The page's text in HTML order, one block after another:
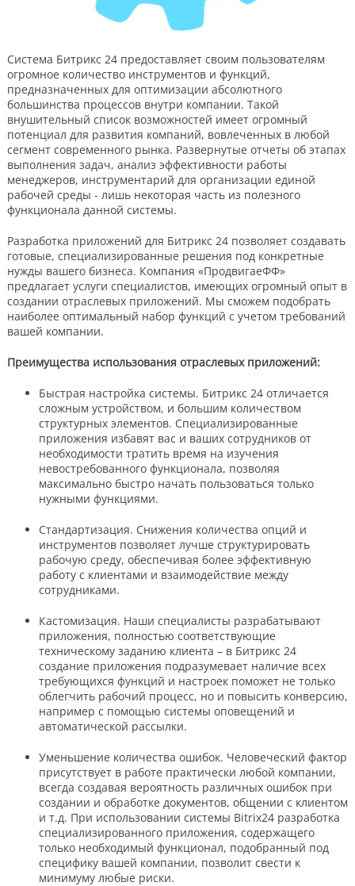
Система Битрикс 24 предоставляет своим пользователям
огромное количество инструментов и функций,
предназначенных для оптимизации абсолютного
большинства процессов внутри компании. Такой
внушительный список возможностей имеет огромный
потенциал для развития компаний, вовлеченных в любой
сегмент современного рынка. Развернутые отчеты об этапах
выполнения задач, анализ эффективности работы
менеджеров, инструментарий для организации единой
рабочей среды - лишь некоторая часть из полезного
функционала данной системы.
Разработка приложений для Битрикс 24 позволяет создавать
готовые, специализированные решения под конкретные
нужды вашего бизнеса. Компания «ПродвигаеФФ»
предлагает услуги специалистов, имеющих огромный опыт в
создании отраслевых приложений. Мы сможем подобрать
наиболее оптимальный набор функций с учетом требований
вашей компании.
Преимущества использования отраслевых приложений:
Быстрая настройка системы. Битрикс 24 отличается
сложным устройством, и большим количеством
структурных элементов. Специализированные
приложения избавят вас и ваших сотрудников от
необходимости тратить время на изучения
невостребованного функционала, позволяя
максимально быстро начать пользоваться только
нужными функциями.
Стандартизация. Снижения количества опций и
инструментов позволяет лучше структурировать
рабочую среду, обеспечивая более эффективную
работу с клиентами и взаимодействие между
сотрудниками.
Кастомизация. Наши специалисты разрабатывают
приложения, полностью соответствующие
техническому заданию клиента – в Битрикс 24
создание приложения подразумевает наличие всех
требующихся функций и настроек поможет не только
облегчить рабочий процесс, но и повысить конверсию,
например с помощью системы оповещений и
автоматической рассылки.
Уменьшение количества ошибок. Человеческий фактор
присутствует в работе практически любой компании,
всегда создавая вероятность различных ошибок при
создании и обработке документов, общении с клиентом
и т.д. При использовании системы Bitrix24 разработка
специализированного приложения, содержащего
только необходимый функционал, подобранный под
специфику вашей компании, позволит свести к
минимуму любые риски.